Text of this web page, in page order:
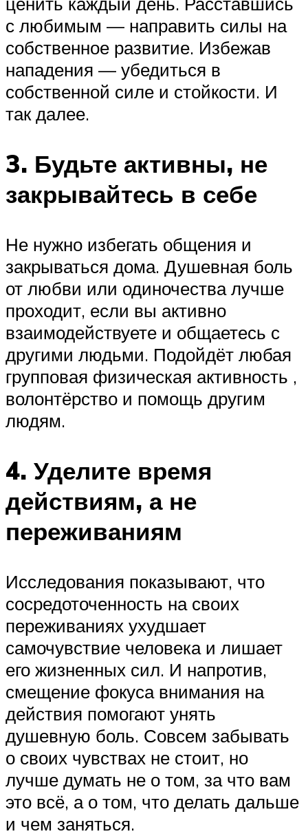
с любимым — направить силы на
собственное развитие. Избежав
нападения — убедиться в
собственной силе и стойкости. И
так далее.
3. Будьте активны, не
закрывайтесь в себе
Не нужно избегать общения и
закрываться дома. Душевная боль
от любви или одиночества лучше
проходит, если вы активно
взаимодействуете и общаетесь с
другими людьми. Подойдёт любая
групповая физическая активность ,
волонтёрство и помощь другим
людям.
4. Уделите время
действиям, а не
переживаниям
Исследования показывают, что
сосредоточенность на своих
переживаниях ухудшает
самочувствие человека и лишает
его жизненных сил. И напротив,
смещение фокуса внимания на
действия помогают унять
душевную боль. Совсем забывать
о своих чувствах не стоит, но
лучше думать не о том, за что вам
это всё, а о том, что делать дальше
и чем заняться.